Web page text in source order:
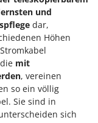
und
dar,
Höhen
mit
, vereinen
so ein völlig
Sie sind in
sich